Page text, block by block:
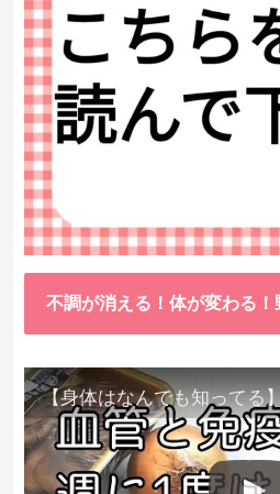
不調が消える！体が変わる！